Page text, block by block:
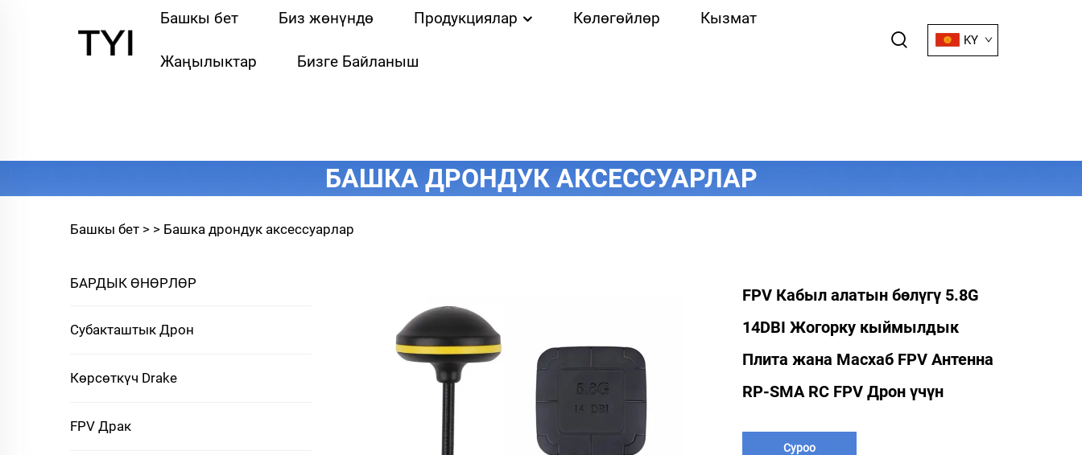
Башкы бет Биз жөнүндө Продукциялар Көлөгөйлөр Кызмат
Жаңылыктар Бизге Байланыш
KY
БАШКА ДРОНДУК АКСЕССУАРЛАР
Башкы бет > > Башка дрондук аксессуарлар
БАРДЫК ӨНӨРЛӨР
Субакташтык Дрон
Көрсөткүч Drake
FPV Драк
FPV Кабыл алатын бөлүгү 5.8G
14DBI Жогорку кыймылдык
Плита жана Масхаб FPV Антенна
RP-SMA RC FPV Дрон үчүн
Суроо